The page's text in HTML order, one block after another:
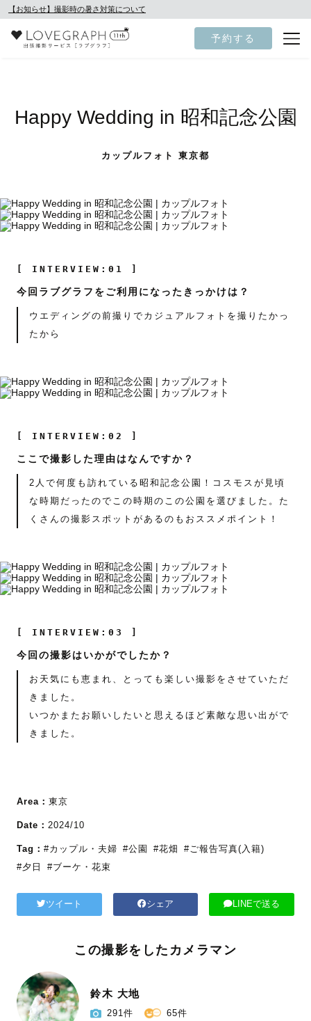
【お知らせ】撮影時の暑さ対策について
予約する
Happy Wedding in 昭和記念公園
カップルフォト 東京都
[ INTERVIEW:01 ]
今回ラブグラフをご利用になったきっかけは？
ウエディングの前撮りでカジュアルフォトを撮りたかっ
たから
[ INTERVIEW:02 ]
ここで撮影した理由はなんですか？
2人で何度も訪れている昭和記念公園！コスモスが見頃
な時期だったのでこの時期のこの公園を選びました。た
くさんの撮影スポットがあるのもおススメポイント！
[ INTERVIEW:03 ]
今回の撮影はいかがでしたか？
お天気にも恵まれ、とっても楽しい撮影をさせていただ
きました。
いつかまたお願いしたいと思えるほど素敵な思い出がで
きました。
Area： 東京
Date： 2024/10
Tag： #カップル・夫婦 #公園 #花畑
#ご報告写真(入籍)
#夕日
#ブーケ・花束
ツイート シェア LINEで送る
この撮影をしたカメラマン
鈴木 大地
291件 65件